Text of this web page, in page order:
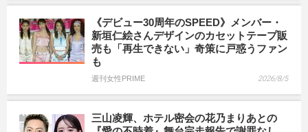
《デビュー30周年のSPEED》メンバー・
新垣仁絵さんデザインのカセットテープ販
売も「再生できない」奇策に戸惑うファン
も
週刊女性PRIME 2026/8/5
三山凌輝、ホテル密会の花乃まりあとの